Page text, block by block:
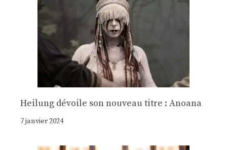
Heilung dévoile son nouveau titre : Anoana
7 janvier 2024